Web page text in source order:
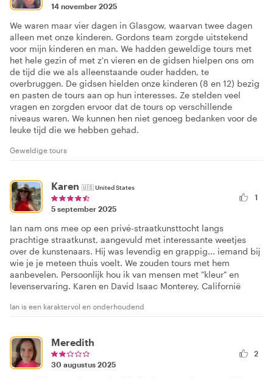
14 november 2025
We waren maar vier dagen in Glasgow, waarvan twee dagen
alleen met onze kinderen. Gordons team zorgde uitstekend
voor mijn kinderen en man. We hadden geweldige tours met
het hele gezin of met z'n vieren en de gidsen hielpen ons om
de tijd die we als alleenstaande ouder hadden, te
overbruggen. De gidsen hielden onze kinderen (8 en 12) bezig
en pasten de tours aan op hun interesses. Ze stelden veel
vragen en zorgden ervoor dat de tours op verschillende
niveaus waren. We kunnen hen niet genoeg bedanken voor de
leuke tijd die we hebben gehad.
Geweldige tours
Karen 🇺🇸United States
5 september 2025
1
Ian nam ons mee op een privé-straatkunsttocht langs
prachtige straatkunst, aangevuld met interessante weetjes
over de kunstenaars. Hij was levendig en grappig... iemand bij
wie je je meteen thuis voelt. We zouden tours met hem
aanbevelen. Persoonlijk hou ik van mensen met "kleur" en
levenservaring. Karen en David Isaac Monterey, Californië
Ian is een karaktervol en onderhoudend
Meredith
30 augustus 2025
2